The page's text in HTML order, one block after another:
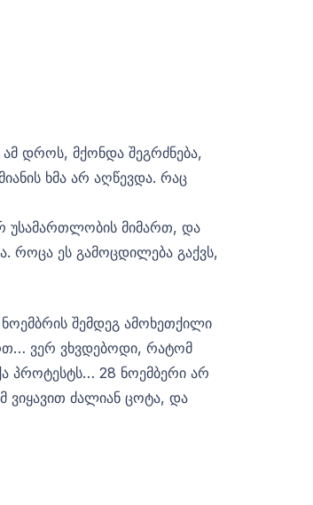
დროს, მქონდა შეგრძნება,
ხმა არ აღწევდა. რაც
უსამართლობის მიმართ, და
როცა ეს გამოცდილება გაქვს,
შემდეგ ამოხეთქილი
ვერ ვხვდებოდი, რატომ
პროტესტს… 28 ნოემბერი არ
ვიყავით ძალიან ცოტა, და